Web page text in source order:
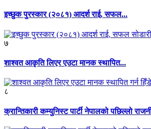
इच्छुक पुरस्कार (२०८१) आदर्श राई, सफल...
७
शाश्वत आकृति लिएर एउटा मानक स्थापित...
८
क्रान्तिकारी कम्युनिस्ट पार्टी नेपालको पछिल्लो